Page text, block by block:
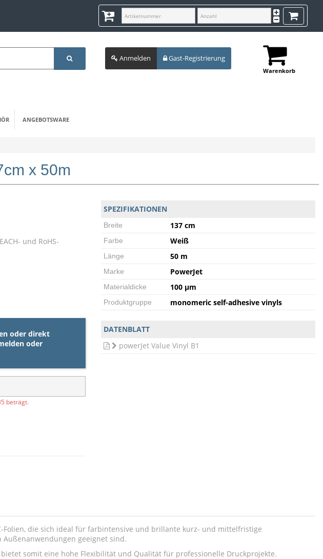
Anmelden Gast-Registrierung
Warenkorb
ANGEBOTSWARE
x 50m
und RoHS-
oder direkt
oder
beträgt.
SPEZIFIKATIONEN
Breite 137 cm
Farbe Weiß
Länge 50 m
Marke PowerJet
Materialdicke 100 µm
Produktgruppe monomeric self-adhesive vinyls
DATENBLATT
powerJet Value Vinyl B1
Folien, die sich ideal für farbintensive und brillante kurz- und mittelfristige
geeignet sind.
somit eine hohe Flexibilität und Qualität für professionelle Druckprojekte.